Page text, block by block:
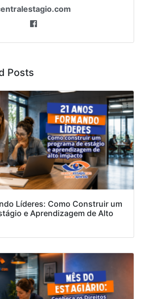
Posts
Líderes: Como Construir um
e Aprendizagem de Alto